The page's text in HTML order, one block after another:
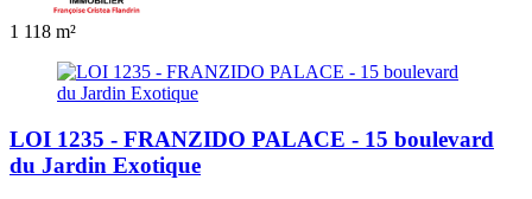
1 118 m²
LOI 1235 - FRANZIDO PALACE - 15 boulevard
du Jardin Exotique